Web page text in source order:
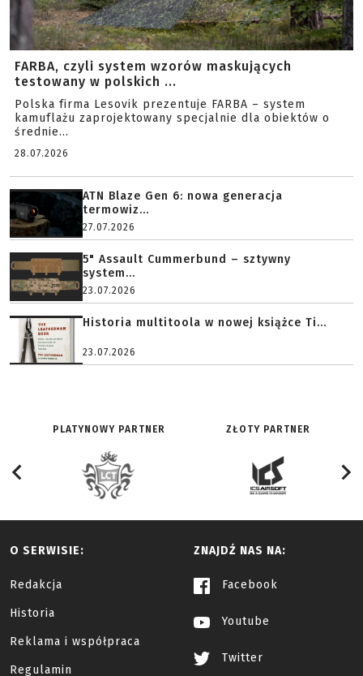
FARBA, czyli system wzorów maskujących
testowany w polskich ...
Polska firma Lesovik prezentuje FARBA – system
kamuflażu zaprojektowany specjalnie dla obiektów o
średnie...
28.07.2026
ATN Blaze Gen 6: nowa generacja
termowiz...
27.07.2026
5" Assault Cummerbund – sztywny
system...
23.07.2026
Historia multitoola w nowej książce Ti...
23.07.2026
PLATYNOWY PARTNER ZŁOTY PARTNER
O SERWISIE:
Redakcja
Historia
Reklama i współpraca
Regulamin
ZNAJDŹ NAS NA:
Facebook
Youtube
Twitter